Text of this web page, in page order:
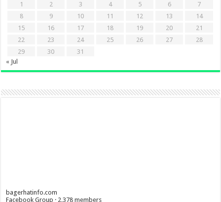
1
2 3 4 5 6
7
8
9 10 11 12 13
14
15
16 17 18 19 20
21
22
23 24 25 26 27
28
29
30
31
« Jul
bagerhatinfo.com
Facebook Group · 2,378 members